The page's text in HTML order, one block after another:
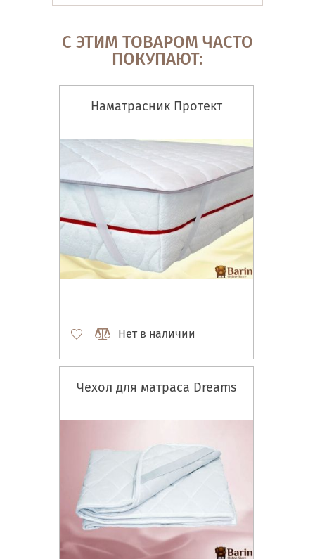
С ЭТИМ ТОВАРОМ ЧАСТО
ПОКУПАЮТ:
Наматрасник Протект
Нет в наличии
Чехол для матраса Dreams